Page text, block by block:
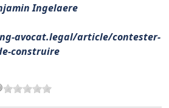
Ingelaere
avocat.legal/article/contester-
construire